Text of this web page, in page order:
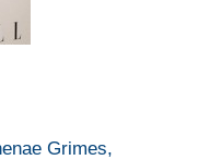
Grimes,